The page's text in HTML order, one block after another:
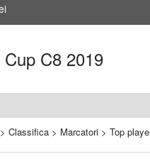
C8 2019
Classifica > Marcatori > Top